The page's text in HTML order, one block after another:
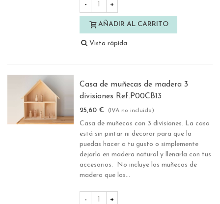
- +
AÑADIR AL CARRITO
Vista rápida
Casa de muñecas de madera 3
divisiones Ref.P00CB13
25,60 € (IVA no incluido)
Casa de muñecas con 3 divisiones. La casa
está sin pintar ni decorar para que la
puedas hacer a tu gusto o simplemente
dejarla en madera natural y llenarla con tus
accesorios. No incluye los muñecos de
madera que los...
- +